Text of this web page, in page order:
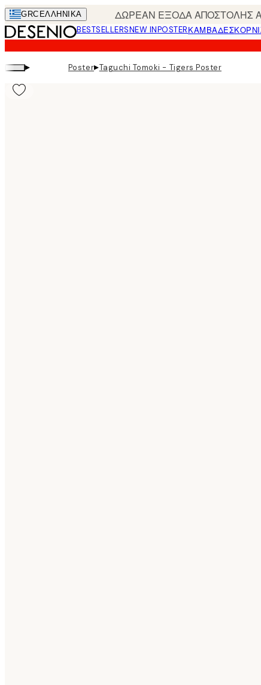
Skip
to
main
content.
GRC ΕΛΛΗΝΙΚΆ ΔΩΡΕΑΝ ΕΞΟΔΑ ΑΠΟΣΤΟΛΗΣ
BESTSELLERSNEW INPOSTERΚΑΜΒΆΔΕΣ
▸ Poster▸Taguchi Tomoki - Tigers Poster